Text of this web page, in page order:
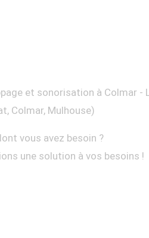
et sonorisation à Colmar -
Colmar, Mulhouse)
vous avez besoin ?
une solution à vos besoins !